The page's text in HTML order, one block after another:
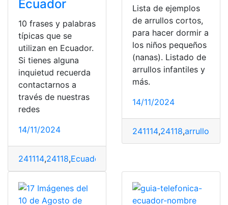
Ecuador
10 frases y palabras
típicas que se
utilizan en Ecuador.
Si tienes alguna
inquietud recuerda
contactarnos a
través de nuestras
redes
14/11/2024
241114,24118,Ecuador
Lista de ejemplos
de arrullos cortos,
para hacer dormir a
los niños pequeños
(nanas). Listado de
arrullos infantiles y
más.
14/11/2024
241114,24118,arrullos